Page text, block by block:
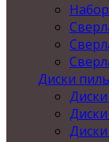
Диски